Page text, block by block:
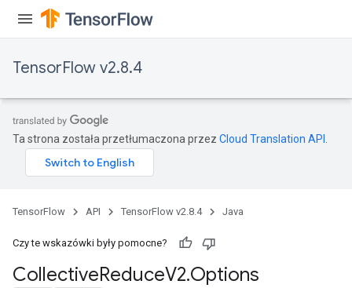
TensorFlow v2.8.4
Ta strona została przetłumaczona przez Cloud Translation API
TensorFlow API TensorFlow v2.8.4 Java
Czy te wskazówki były pomocne?
CollectiveReduceV2.Options